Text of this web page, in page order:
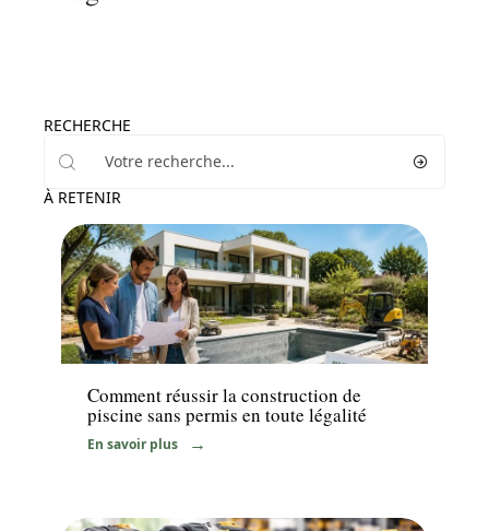
RECHERCHE
À RETENIR
Piscine
Comment réussir la construction de
piscine sans permis en toute légalité
En savoir plus